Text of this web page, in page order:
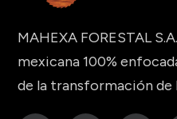
MAHEXA FORESTAL
mexicana 100%
de la transformación de